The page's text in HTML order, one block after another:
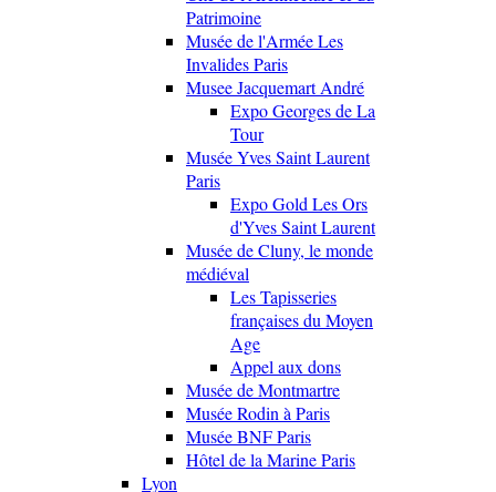
Patrimoine
Musée de l'Armée Les
Invalides Paris
Musee Jacquemart André
Expo Georges de La
Tour
Musée Yves Saint Laurent
Paris
Expo Gold Les Ors
d'Yves Saint Laurent
Musée de Cluny, le monde
médiéval
Les Tapisseries
françaises du Moyen
Age
Appel aux dons
Musée de Montmartre
Musée Rodin à Paris
Musée BNF Paris
Hôtel de la Marine Paris
Lyon